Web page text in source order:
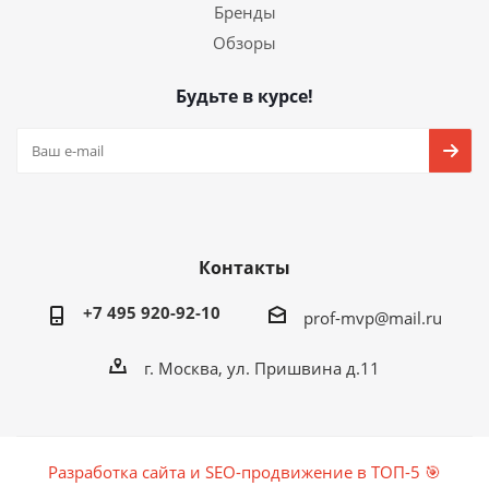
Бренды
Обзоры
Будьте в курсе!
Контакты
+7 495 920-92-10 prof-mvp@mail.ru
г. Москва, ул. Пришвина д.11
Разработка сайта и SEO-продвижение в ТОП-5 🎯